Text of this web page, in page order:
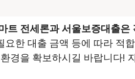
트 전세론과 서울보증대출
요한 대출 금액 등에 따라 적
경을 확보하시길 바랍니다!